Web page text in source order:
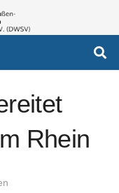
Rhein